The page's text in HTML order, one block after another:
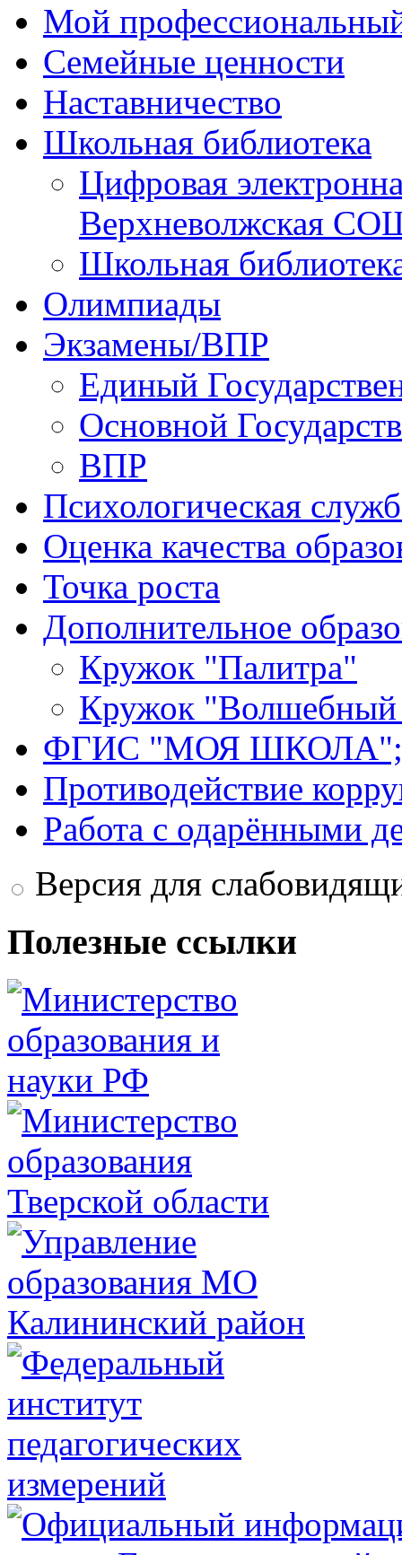
Мой
Семейные ценности
Наставничество
Школьная библиотека
Цифровая
Верхневолжская
Школьная
Олимпиады
Экзамены/ВПР
Единый
Основной
ВПР
Психологическая
Оценка качества
Точка роста
Дополнительное
Кружок "Палитра"
Кружок "Волшебный
ФГИС "МОЯ
Противодействие
Работа с одарёнными
Версия для
Полезные ссылки